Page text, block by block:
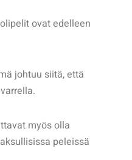
ovat edelleen
johtuu siitä, että
myös olla
peleissä